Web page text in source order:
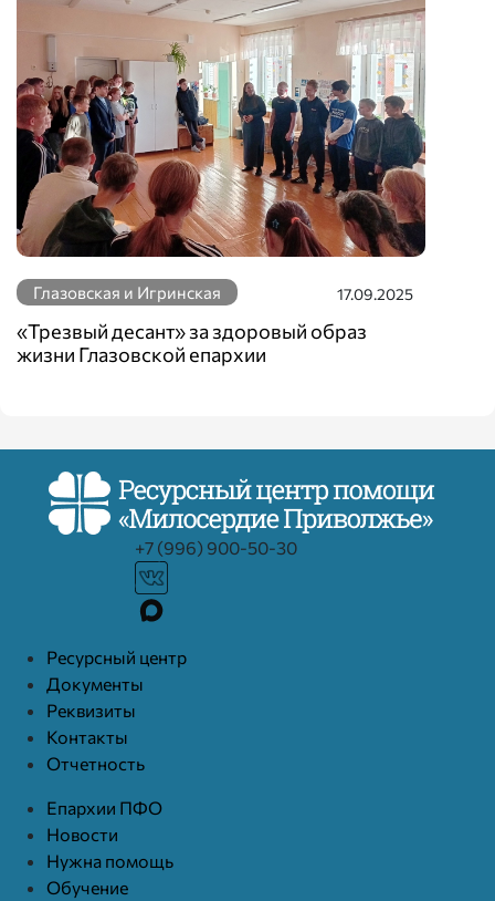
Глазовская и Игринская 17.09.2025
«Трезвый десант» за здоровый образ
жизни Глазовской епархии
+7 (996) 900-50-30
Ресурcный центр
Документы
Реквизиты
Контакты
Отчетность
Епархии ПФО
Новости
Нужна помощь
Обучение